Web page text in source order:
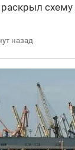
раскрыл
назад